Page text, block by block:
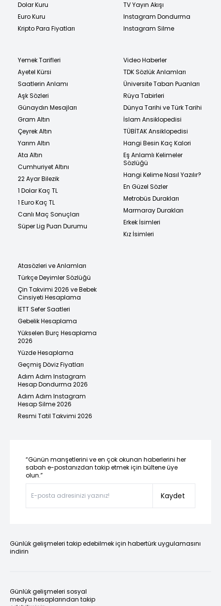
Dolar Kuru
Euro Kuru
Kripto Para Fiyatları
TV Yayın Akışı
Instagram Dondurma
Instagram Silme
Yemek Tarifleri
Ayetel Kürsi
Saatlerin Anlamı
Aşk Sözleri
Günaydın Mesajları
Gram Altın
Çeyrek Altın
Yarım Altın
Ata Altın
Cumhuriyet Altını
22 Ayar Bilezik
1 Dolar Kaç TL
1 Euro Kaç TL
Canlı Maç Sonuçları
Süper Lig Puan Durumu
Video Haberler
TDK Sözlük Anlamları
Üniversite Taban Puanları
Rüya Tabirleri
Dünya Tarihi ve Türk Tarihi
İslam Ansiklopedisi
TÜBİTAK Ansiklopedisi
Hangi Besin Kaç Kalori
Eş Anlamlı Kelimeler
Sözlüğü
Hangi Kelime Nasıl Yazılır?
En Güzel Sözler
Metrobüs Durakları
Marmaray Durakları
Erkek İsimleri
Kız İsimleri
Atasözleri ve Anlamları
Türkçe Deyimler Sözlüğü
Çin Takvimi 2026 ve Bebek
Cinsiyeti Hesaplama
İETT Sefer Saatleri
Gebelik Hesaplama
Yükselen Burç Hesaplama
2026
Yüzde Hesaplama
Geçmiş Döviz Fiyatları
Adım Adım Instagram
Hesap Dondurma 2026
Adım Adım Instagram
Hesap Silme 2026
Resmi Tatil Takvimi 2026
“Günün manşetlerini ve en çok okunan haberlerini her
sabah e-postanızdan takip etmek için bültene üye
olun.”
Kaydet
Günlük gelişmeleri takip edebilmek için habertürk uygulamasını
indirin
Günlük gelişmeleri sosyal
medya hesaplarından takip